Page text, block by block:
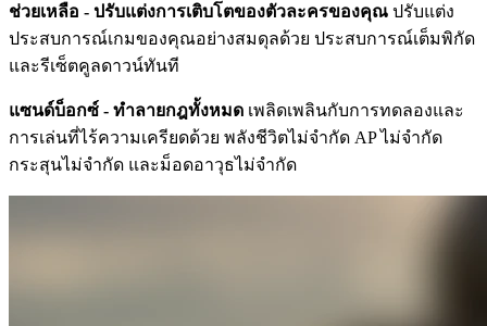
ช่วยเหลือ - ปรับแต่งการเติบโตของตัวละครของคุณ ปรับแต่ง
ประสบการณ์เกมของคุณอย่างสมดุลด้วย ประสบการณ์เต็มพิกัด
และรีเซ็ตคูลดาวน์ทันที
แซนด์บ็อกซ์ - ทำลายกฎทั้งหมด เพลิดเพลินกับการทดลองและ
การเล่นที่ไร้ความเครียดด้วย พลังชีวิตไม่จำกัด AP ไม่จำกัด
กระสุนไม่จำกัด และม็อดอาวุธไม่จำกัด